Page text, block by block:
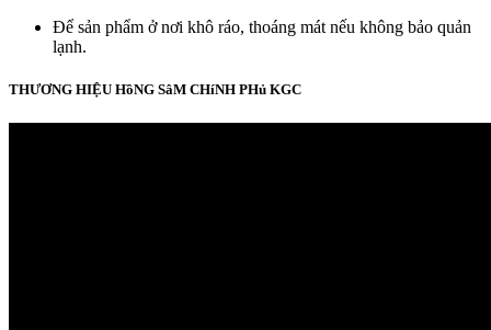
Để sản phẩm ở nơi khô ráo, thoáng mát nếu không bảo quản
lạnh.
THƯƠNG HIỆU HồNG SâM CHíNH PHủ KGC